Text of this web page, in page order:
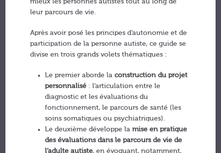
mieux les personnes autistes tout au long de
leur parcours de vie.
Après avoir posé les principes d’autonomie et de
participation de la personne autiste, ce guide se
divise en trois grands volets thématiques :
Le premier aborde laconstruction du projet
personnalisé : l’articulation entre le
diagnostic et les évaluations du
fonctionnement, le parcours de santé (les
soins somatiques ou psychiatriques).
Le deuxième développe lamise en pratique
des évaluations dans le parcours de vie de
l’adulte autiste, en évoquant, notamment,